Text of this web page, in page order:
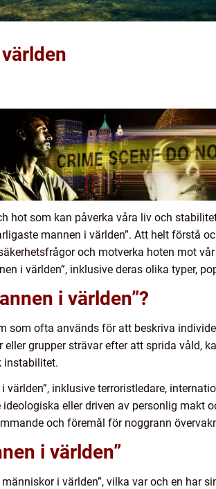
hot som kan påverka våra liv och
mannen i världen”. Att helt förstå
och motverka hoten mot
i världen”, inklusive deras olika typer,
i världen”?
som ofta används för att beskriva
grupper strävar efter att sprida våld,
instabilitet.
inklusive terroristledare,
eller driven av personlig makt
och föremål för noggrann
i världen”
i världen”, vilka var och en har